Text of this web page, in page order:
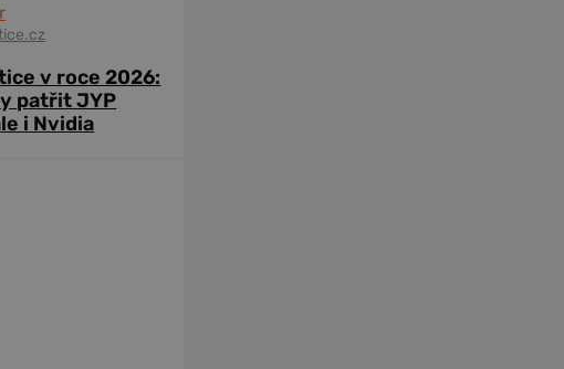
v roce 2026:
patřit JYP
i Nvidia